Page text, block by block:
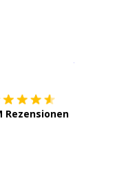
Rezensionen